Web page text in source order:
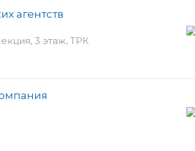
агентств
3 этаж, ТРК